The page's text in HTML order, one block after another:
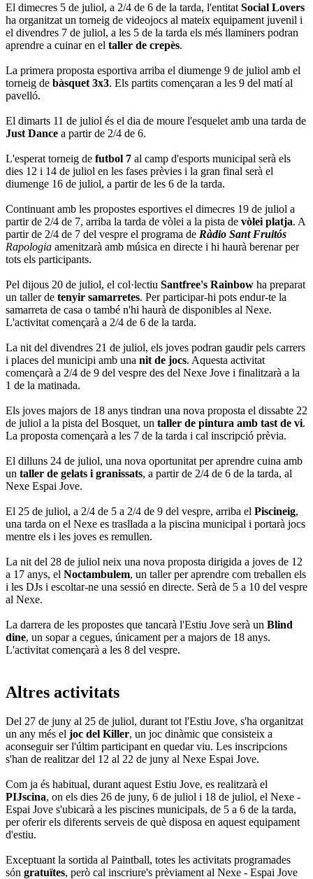
El dimecres 5 de juliol, a 2/4 de 6 de la tarda, l'entitat Social Lovers
ha organitzat un torneig de videojocs al mateix equipament juvenil i
el divendres 7 de juliol, a les 5 de la tarda els més llaminers podran
aprendre a cuinar en el taller de crepès.
La primera proposta esportiva arriba el diumenge 9 de juliol amb el
torneig de bàsquet 3x3. Els partits començaran a les 9 del matí al
pavelló.
El dimarts 11 de juliol és el dia de moure l'esquelet amb una tarda de
Just Dance a partir de 2/4 de 6.
L'esperat torneig de futbol 7 al camp d'esports municipal serà els
dies 12 i 14 de juliol en les fases prèvies i la gran final serà el
diumenge 16 de juliol, a partir de les 6 de la tarda.
Continuant amb les propostes esportives el dimecres 19 de juliol a
partir de 2/4 de 7, arriba la tarda de vòlei a la pista de vòlei platja. A
partir de 2/4 de 7 del vespre el programa de Ràdio Sant Fruitós
Rapologia amenitzarà amb música en directe i hi haurà berenar per
tots els participants.
Pel dijous 20 de juliol, el col·lectiu Santfree's Rainbow ha preparat
un taller de tenyir samarretes. Per participar-hi pots endur-te la
samarreta de casa o també n'hi haurà de disponibles al Nexe.
L'activitat començarà a 2/4 de 6 de la tarda.
La nit del divendres 21 de juliol, els joves podran gaudir pels carrers
i places del municipi amb una nit de jocs. Aquesta activitat
començarà a 2/4 de 9 del vespre des del Nexe Jove i finalitzarà a la
1 de la matinada.
Els joves majors de 18 anys tindran una nova proposta el dissabte 22
de juliol a la pista del Bosquet, un taller de pintura amb tast de vi.
La proposta començarà a les 7 de la tarda i cal inscripció prèvia.
El dilluns 24 de juliol, una nova oportunitat per aprendre cuina amb
un taller de gelats i granissats, a partir de 2/4 de 6 de la tarda, al
Nexe Espai Jove.
El 25 de juliol, a 2/4 de 5 a 2/4 de 9 del vespre, arriba el Piscineig,
una tarda on el Nexe es trasllada a la piscina municipal i portarà jocs
mentre els i les joves es remullen.
La nit del 28 de juliol neix una nova proposta dirigida a joves de 12
a 17 anys, el Noctambulem, un taller per aprendre com treballen els
i les DJs i escoltar-ne una sessió en directe. Serà de 5 a 10 del vespre
al Nexe.
La darrera de les propostes que tancarà l'Estiu Jove serà un Blind
dine, un sopar a cegues, únicament per a majors de 18 anys.
L'activitat començarà a les 8 del vespre.
Altres activitats
Del 27 de juny al 25 de juliol, durant tot l'Estiu Jove, s'ha organitzat
un any més el joc del Killer, un joc dinàmic que consisteix a
aconseguir ser l'últim participant en quedar viu. Les inscripcions
s'han de realitzar del 12 al 22 de juny al Nexe Espai Jove.
Com ja és habitual, durant aquest Estiu Jove, es realitzarà el
PIJscina, on els dies 26 de juny, 6 de juliol i 18 de juliol, el Nexe -
Espai Jove s'ubicarà a les piscines municipals, de 5 a 6 de la tarda,
per oferir els diferents serveis de què disposa en aquest equipament
d'estiu.
Exceptuant la sortida al Paintball, totes les activitats programades
són gratuïtes, però cal inscriure's prèviament al Nexe - Espai Jove